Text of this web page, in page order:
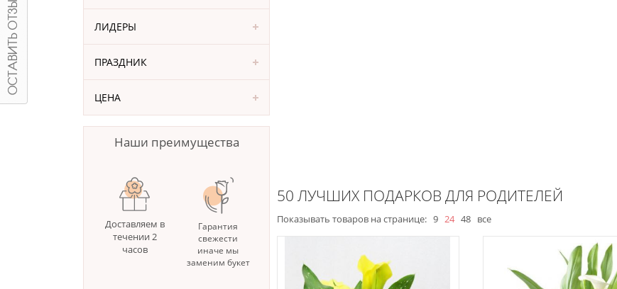
ЛИДЕРЫ
ПРАЗДНИК
ЦЕНА
Наши преимущества
Доставляем в
течении 2
часов
Гарантия
свежести
иначе мы
заменим букет
50 ЛУЧШИХ ПОДАРКОВ ДЛЯ РОДИТЕЛЕЙ
Показывать товаров на странице: 9 24 48 все